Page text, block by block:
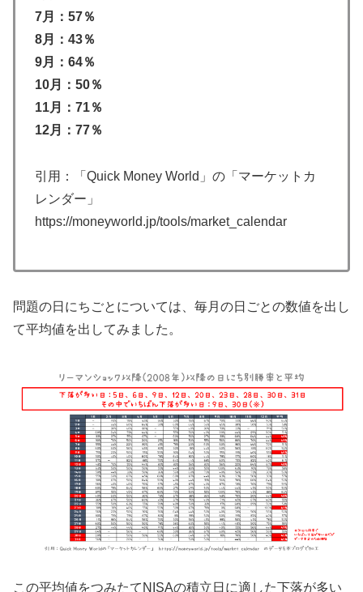
7月：57％
8月：43％
9月：64％
10月：50％
11月：71％
12月：77％
引用：「Quick Money World」の「マーケットカ
レンダー」
https://moneyworld.jp/tools/market_calendar
問題の日にちごとについては、毎月の日ごとの数値を出し
て平均値を出してみました。
この平均値をつみたてNISAの積立日に適した下落が多い